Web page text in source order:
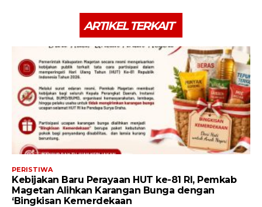
ARTIKEL TERKAIT
PERISTIWA
Kebijakan Baru Perayaan HUT ke-81 RI, Pemkab
Magetan Alihkan Karangan Bunga dengan
‘Bingkisan Kemerdekaan